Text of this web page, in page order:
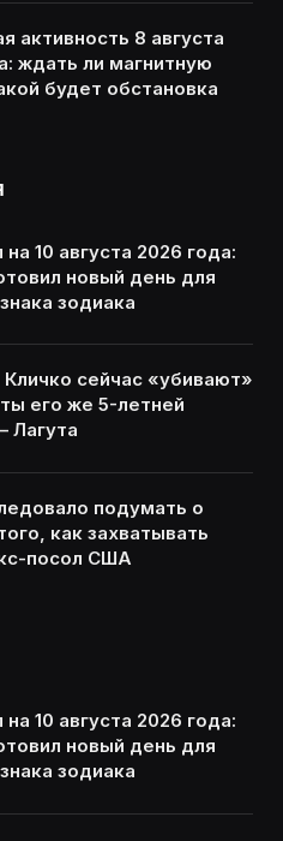
активность 8 августа
ждать ли магнитную
будет обстановка
10 августа 2026 года:
новый день для
зодиака
Кличко сейчас «убивают»
его же 5-летней
Лагута
подумать о
как захватывать
посол США
10 августа 2026 года:
новый день для
зодиака